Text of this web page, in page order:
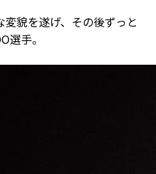
貌を遂げ、その後ずっと
選手。